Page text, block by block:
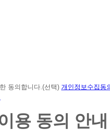
동의합니다.(선택) 개인정보수집동
용 동의 안내